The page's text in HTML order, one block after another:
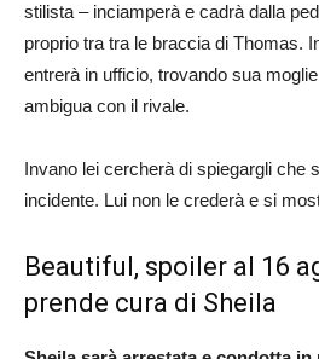
stilista – inciamperà e cadrà dalla
proprio tra tra le braccia di Thomas.
entrerà in ufficio, trovando sua
ambigua con il rivale.
Invano lei cercherà di spiegargli che
incidente. Lui non le crederà e si
Beautiful, spoiler al 16
prende cura di Sheila